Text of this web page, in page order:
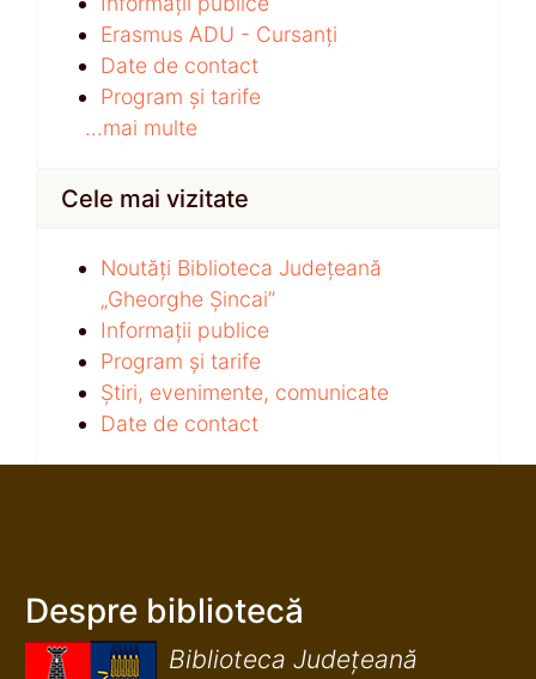
Erasmus ADU - Cursanți
Date de contact
Program și tarife
...mai multe
Cele mai vizitate
Noutăți Biblioteca Județeană
„Gheorghe Șincai”
Informații publice
Program și tarife
Știri, evenimente, comunicate
Date de contact
Despre bibliotecă
Biblioteca Județeană